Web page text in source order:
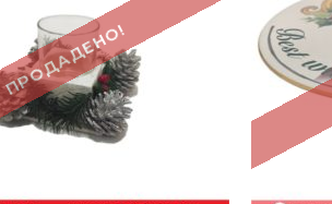
ПРОДАДЕНО!